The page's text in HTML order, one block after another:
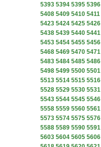
5393 5394 5395 5396
5408 5409 5410 5411
5423 5424 5425 5426
5438 5439 5440 5441
5453 5454 5455 5456
5468 5469 5470 5471
5483 5484 5485 5486
5498 5499 5500 5501
5513 5514 5515 5516
5528 5529 5530 5531
5543 5544 5545 5546
5558 5559 5560 5561
5573 5574 5575 5576
5588 5589 5590 5591
5603 5604 5605 5606